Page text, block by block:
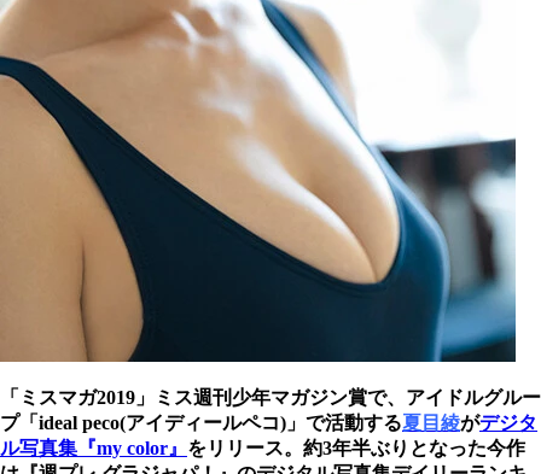
「ミスマガ2019」ミス週刊少年マガジン賞で、アイドルグルー
プ「ideal peco(アイディールペコ)」で活動する夏目綾がデジタ
ル写真集『my color』 をリリース。約3年半ぶりとなった今作